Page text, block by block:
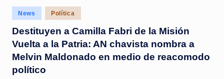
c
i
a
s
a
Posted
in
News Política
Destituyen a Camilla Fabri de la Misión
Vuelta a la Patria: AN chavista nombra a
Melvin Maldonado en medio de reacomodo
político